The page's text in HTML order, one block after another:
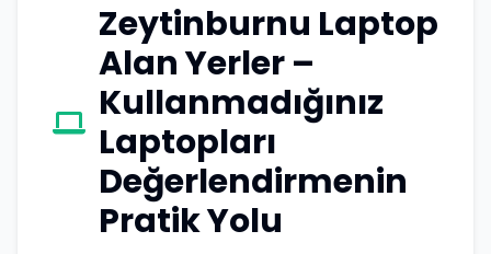
Zeytinburnu Laptop
Alan Yerler –
Kullanmadığınız
Laptopları
Değerlendirmenin
Pratik Yolu